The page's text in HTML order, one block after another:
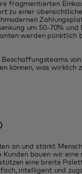
fragmentierten
zu einer
um 50-70%
werden pünktlich
können, was wirklich
an und stärkt
bauen wir
eine breite
intelligent und